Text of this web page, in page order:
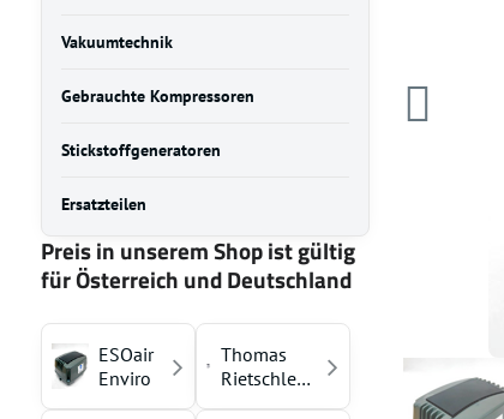
Vakuumtechnik
Gebrauchte Kompressoren
Stickstoffgeneratoren
Ersatzteilen
Preis in unserem Shop ist gültig
für Österreich und Deutschland
ESOair
Enviro
Thomas
Rietschle
(YASUNAGA)